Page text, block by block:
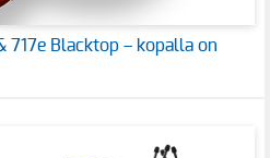
717e Blacktop – kopalla on